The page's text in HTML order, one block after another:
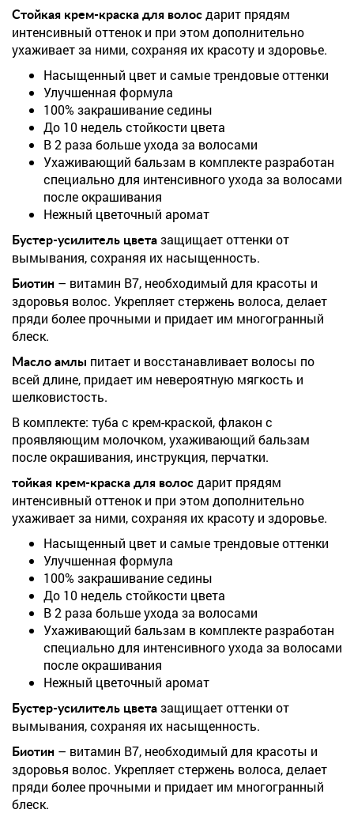
Стойкая крем-краска для волос дарит прядям
интенсивный оттенок и при этом дополнительно
ухаживает за ними, сохраняя их красоту и здоровье.
Насыщенный цвет и самые трендовые оттенки
Улучшенная формула
100% закрашивание седины
До 10 недель стойкости цвета
В 2 раза больше ухода за волосами
Ухаживающий бальзам в комплекте разработан
специально для интенсивного ухода за волосами
после окрашивания
Нежный цветочный аромат
Бустер-усилитель цвета защищает оттенки от
вымывания, сохраняя их насыщенность.
Биотин – витамин B7, необходимый для красоты и
здоровья волос. Укрепляет стержень волоса, делает
пряди более прочными и придает им многогранный
блеск.
Масло амлы питает и восстанавливает волосы по
всей длине, придает им невероятную мягкость и
шелковистость.
В комплекте: туба с крем-краской, флакон с
проявляющим молочком, ухаживающий бальзам
после окрашивания, инструкция, перчатки.
тойкая крем-краска для волос дарит прядям
интенсивный оттенок и при этом дополнительно
ухаживает за ними, сохраняя их красоту и здоровье.
Насыщенный цвет и самые трендовые оттенки
Улучшенная формула
100% закрашивание седины
До 10 недель стойкости цвета
В 2 раза больше ухода за волосами
Ухаживающий бальзам в комплекте разработан
специально для интенсивного ухода за волосами
после окрашивания
Нежный цветочный аромат
Бустер-усилитель цвета защищает оттенки от
вымывания, сохраняя их насыщенность.
Биотин – витамин B7, необходимый для красоты и
здоровья волос. Укрепляет стержень волоса, делает
пряди более прочными и придает им многогранный
блеск.